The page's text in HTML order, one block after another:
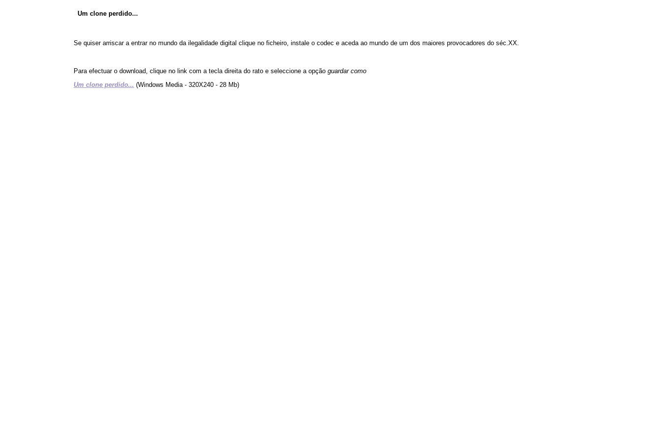
Um clone perdido...
Se quiser arriscar a entrar no mundo da ilegalidade digital clique no ficheiro, instale o codec e aceda ao mundo de um dos maiores provocadores do séc.XX.
Para efectuar o download, clique no link com a tecla direita do rato e seleccione a opção guardar como
Um clone perdido... (Windows Media - 320X240 - 28 Mb)